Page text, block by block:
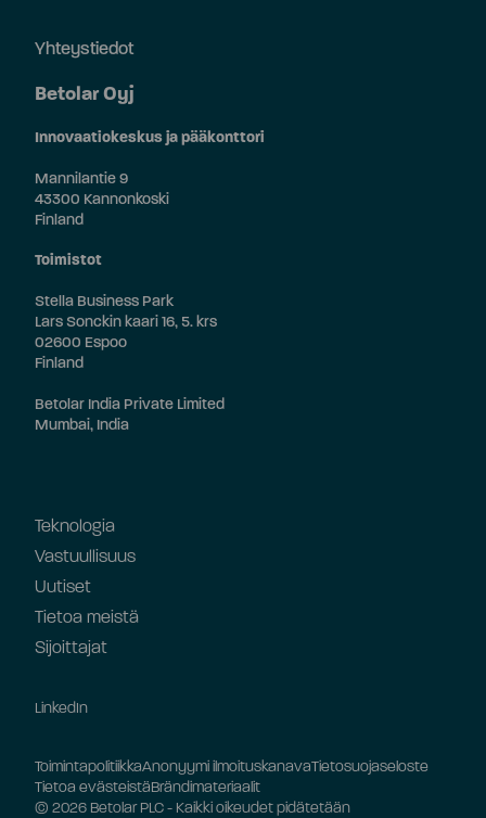
Yhteystiedot
Betolar Oyj
Innovaatiokeskus ja pääkonttori
Mannilantie 9
43300 Kannonkoski
Finland
Toimistot
Stella Business Park
Lars Sonckin kaari 16, 5. krs
02600 Espoo
Finland
Betolar India Private Limited
Mumbai, India
Teknologia
Vastuullisuus
Uutiset
Tietoa meistä
Sijoittajat
LinkedIn
© 2026 Betolar PLC - Kaikki oikeudet pidätetään
ToimintapolitiikkaAnonyymi ilmoituskanavaTietosuojaseloste
Tietoa evästeistäBrändimateriaalit